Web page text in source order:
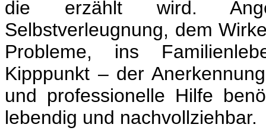
die erzählt wird.
Selbstverleugnung, dem
Probleme, ins
Kipppunkt – der
und professionelle Hilfe
lebendig und nachvollziehbar.